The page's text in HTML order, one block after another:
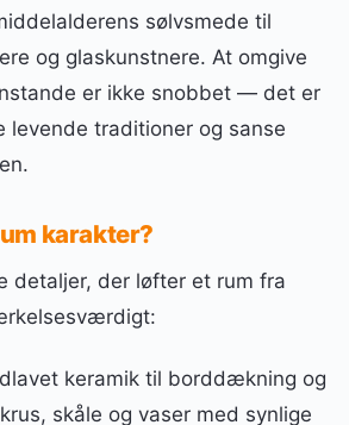
sølvsmede til
og glaskunstnere. At omgive
er ikke snobbet — det er
levende traditioner og sanse
karakter?
detaljer, der løfter et rum fra
keramik til borddækning og
skåle og vaser med synlige